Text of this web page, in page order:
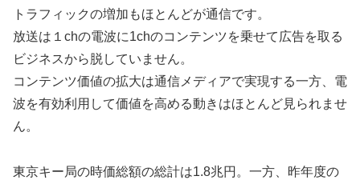
トラフィックの増加もほとんどが通信です。
放送は１chの電波に1chのコンテンツを乗せて広告を取る
ビジネスから脱していません。
コンテンツ価値の拡大は通信メディアで実現する一方、電
波を有効利用して価値を高める動きはほとんど見られませ
ん。
東京キー局の時価総額の総計は1.8兆円。一方、昨年度の